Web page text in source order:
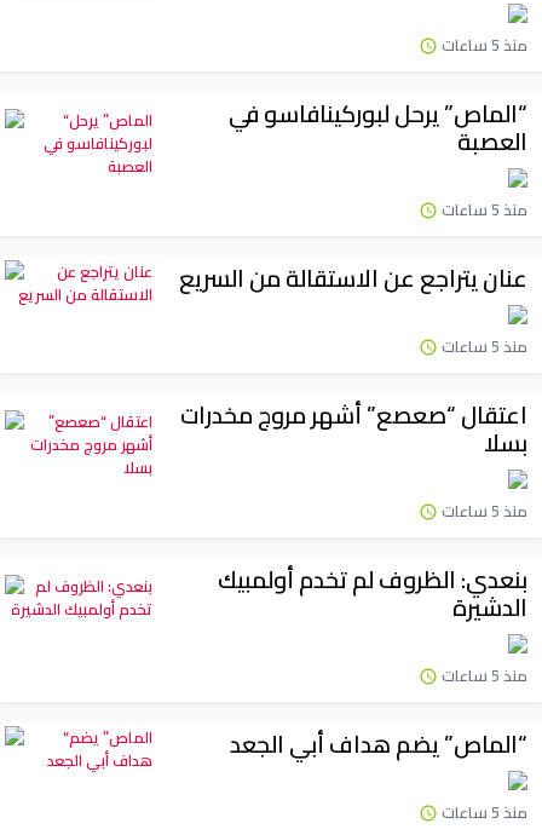
منذ 5 ساعات
“الماص” يرحل لبوركينافاسو في
العصبة
منذ 5 ساعات
عنان يتراجع عن الاستقالة من السريع
منذ 5 ساعات
اعتقال “صعصع” أشهر مروج مخدرات
بسلا
منذ 5 ساعات
بنعدي: الظروف لم تخدم أولمبيك
الدشيرة
منذ 5 ساعات
“الماص” يضم هداف أبي الجعد
منذ 5 ساعات